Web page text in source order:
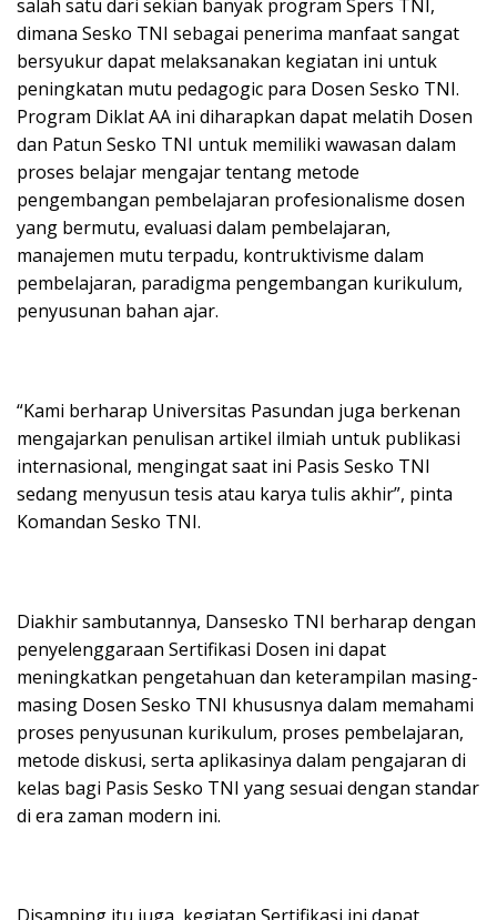
salah satu dari sekian banyak program Spers TNI,
dimana Sesko TNI sebagai penerima manfaat sangat
bersyukur dapat melaksanakan kegiatan ini untuk
peningkatan mutu pedagogic para Dosen Sesko TNI.
Program Diklat AA ini diharapkan dapat melatih Dosen
dan Patun Sesko TNI untuk memiliki wawasan dalam
proses belajar mengajar tentang metode
pengembangan pembelajaran profesionalisme dosen
yang bermutu, evaluasi dalam pembelajaran,
manajemen mutu terpadu, kontruktivisme dalam
pembelajaran, paradigma pengembangan kurikulum,
penyusunan bahan ajar.
“Kami berharap Universitas Pasundan juga berkenan
mengajarkan penulisan artikel ilmiah untuk publikasi
internasional, mengingat saat ini Pasis Sesko TNI
sedang menyusun tesis atau karya tulis akhir”, pinta
Komandan Sesko TNI.
Diakhir sambutannya, Dansesko TNI berharap dengan
penyelenggaraan Sertifikasi Dosen ini dapat
meningkatkan pengetahuan dan keterampilan masing-
masing Dosen Sesko TNI khususnya dalam memahami
proses penyusunan kurikulum, proses pembelajaran,
metode diskusi, serta aplikasinya dalam pengajaran di
kelas bagi Pasis Sesko TNI yang sesuai dengan standar
di era zaman modern ini.